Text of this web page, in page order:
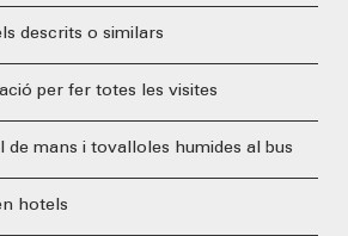
descrits o similars
per fer totes les visites
de mans i tovalloles humides al bus
hotels